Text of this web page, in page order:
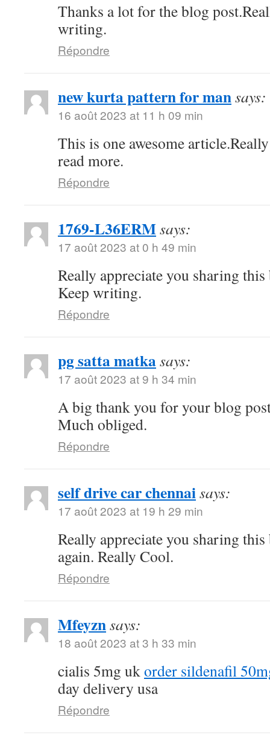
Thanks a lot for the blog
writing.
Répondre
new kurta pattern for mansays:
16 août 2023 at 11 h 09 min
This is one awesome
read more.
Répondre
1769-L36ERMsays:
17 août 2023 at 0 h 49 min
Really appreciate you sharing
Keep writing.
Répondre
pg satta matkasays:
17 août 2023 at 9 h 34 min
A big thank you for your blog
Much obliged.
Répondre
self drive car chennaisays:
17 août 2023 at 19 h 29 min
Really appreciate you sharing
again. Really Cool.
Répondre
Mfeyznsays:
18 août 2023 at 3 h 33 min
cialis 5mg ukorder sildenafil
day delivery usa
Répondre